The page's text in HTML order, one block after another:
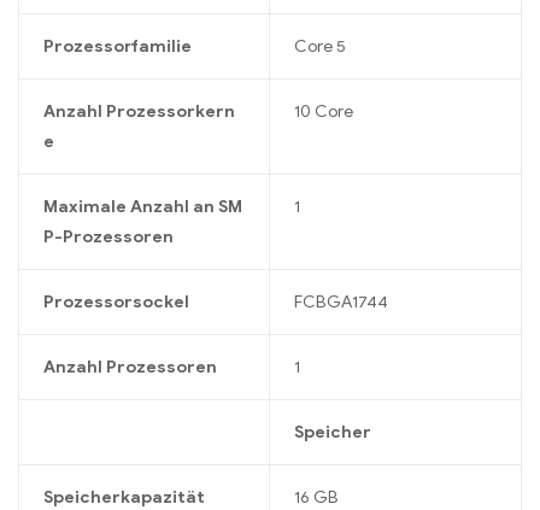
Prozessorfamilie Core 5
Anzahl Prozessorkern
e
10 Core
Maximale Anzahl an SM
P-Prozessoren
1
Prozessorsockel FCBGA1744
Anzahl Prozessoren 1
Speicher
Speicherkapazität 16 GB